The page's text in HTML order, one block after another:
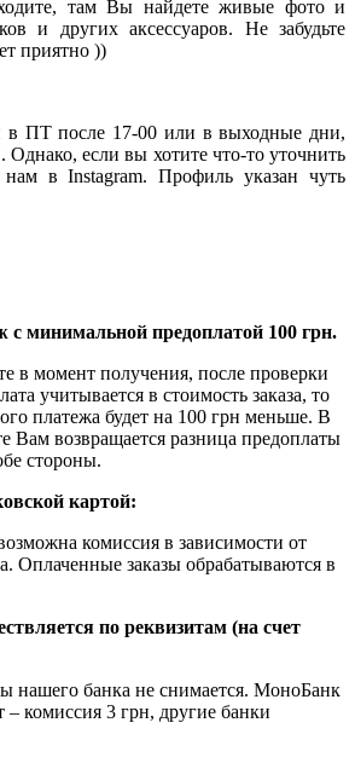
там Вы найдете живые фото и
и других аксессуаров. Не забудьте
приятно ))
в ПТ после 17-00 или в выходные дни,
если вы хотите что-то уточнить
в Instagram. Профиль указан чуть
минимальной предоплатой 100 грн.
в момент получения, после проверки
учитывается в стоимость заказа, то
платежа будет на 100 грн меньше. В
Вам возвращается разница предоплаты
стороны.​​
картой:
комиссия в зависимости от
Оплаченные заказы обрабатываются в
по реквизитам (на счет
нашего банка не снимается. МоноБанк
– комиссия 3 грн, другие банки